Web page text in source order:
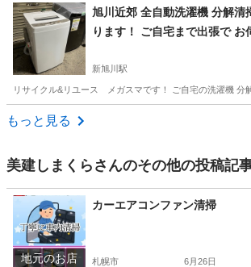
北海道 札幌市 便利屋 取り付け
旭川近郊 全自動洗濯機 分解清
ります！ ご自宅まで出張で お
新旭川駅
リサイクル&リユース メガスマです！ ご自宅の洗濯機 分
北海道 旭川市
もっと見る
美建しまくら さんのその他の投稿記
地元のお店
カーエアコンファン清掃
札幌市 6月26日